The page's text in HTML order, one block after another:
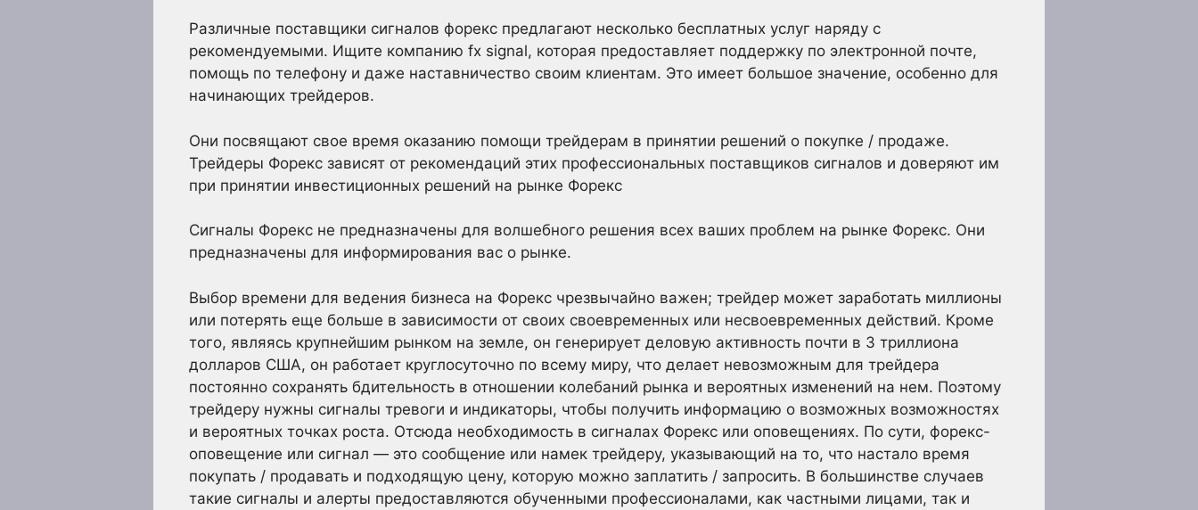
Различные поставщики сигналов форекс предлагают несколько бесплатных услуг наряду с
рекомендуемыми. Ищите компанию fx signal, которая предоставляет поддержку по электронной почте,
помощь по телефону и даже наставничество своим клиентам. Это имеет большое значение, особенно для
начинающих трейдеров.
Они посвящают свое время оказанию помощи трейдерам в принятии решений о покупке / продаже.
Трейдеры Форекс зависят от рекомендаций этих профессиональных поставщиков сигналов и доверяют им
при принятии инвестиционных решений на рынке Форекс
Сигналы Форекс не предназначены для волшебного решения всех ваших проблем на рынке Форекс. Они
предназначены для информирования вас о рынке.
Выбор времени для ведения бизнеса на Форекс чрезвычайно важен; трейдер может заработать миллионы
или потерять еще больше в зависимости от своих своевременных или несвоевременных действий. Кроме
того, являясь крупнейшим рынком на земле, он генерирует деловую активность почти в 3 триллиона
долларов США, он работает круглосуточно по всему миру, что делает невозможным для трейдера
постоянно сохранять бдительность в отношении колебаний рынка и вероятных изменений на нем. Поэтому
трейдеру нужны сигналы тревоги и индикаторы, чтобы получить информацию о возможных возможностях
и вероятных точках роста. Отсюда необходимость в сигналах Форекс или оповещениях. По сути, форекс-
оповещение или сигнал — это сообщение или намек трейдеру, указывающий на то, что настало время
покупать / продавать и подходящую цену, которую можно заплатить / запросить. В большинстве случаев
такие сигналы и алерты предоставляются обученными профессионалами, как частными лицами, так и